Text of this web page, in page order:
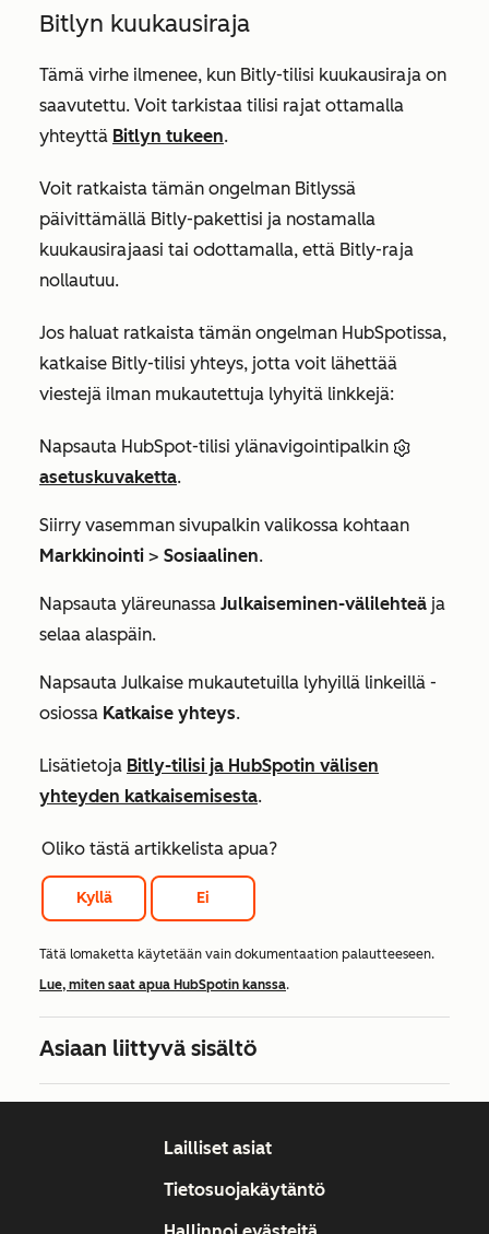
Bitlyn kuukausiraja
Tämä virhe ilmenee, kun Bitly-tilisi kuukausiraja on
saavutettu. Voit tarkistaa tilisi rajat ottamalla
yhteyttä Bitlyn tukeen.
Voit ratkaista tämän ongelman Bitlyssä
päivittämällä Bitly-pakettisi ja nostamalla
kuukausirajaasi tai odottamalla, että Bitly-raja
nollautuu.
Jos haluat ratkaista tämän ongelman HubSpotissa,
katkaise Bitly-tilisi yhteys, jotta voit lähettää
viestejä ilman mukautettuja lyhyitä linkkejä:
Napsauta HubSpot-tilisi ylänavigointipalkin
asetuskuvaketta.
Siirry vasemman sivupalkin valikossa kohtaan
Markkinointi > Sosiaalinen.
Napsauta yläreunassa Julkaiseminen-välilehteä ja
selaa alaspäin.
Napsauta Julkaise mukautetuilla lyhyillä linkeillä -
osiossa Katkaise yhteys.
Lisätietoja Bitly-tilisi ja HubSpotin välisen
yhteyden katkaisemisesta.
Oliko tästä artikkelista apua?
Kyllä Ei
Tätä lomaketta käytetään vain dokumentaation palautteeseen.
Lue, miten saat apua HubSpotin kanssa.
Asiaan liittyvä sisältö
Lailliset asiat
Tietosuojakäytäntö